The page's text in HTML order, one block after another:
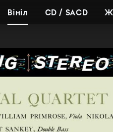
Вініл CD / SACD